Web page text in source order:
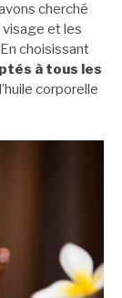
cherché
visage et les
choisissant
à tous les
corporelle